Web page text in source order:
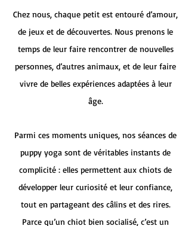
Chez nous, chaque petit est entouré d’amour,
de jeux et de découvertes. Nous prenons le
temps de leur faire rencontrer de nouvelles
personnes, d’autres animaux, et de leur faire
vivre de belles expériences adaptées à leur
âge.
Parmi ces moments uniques, nos séances de
puppy yoga sont de véritables instants de
complicité : elles permettent aux chiots de
développer leur curiosité et leur confiance,
tout en partageant des câlins et des rires.
Parce qu’un chiot bien socialisé, c’est un